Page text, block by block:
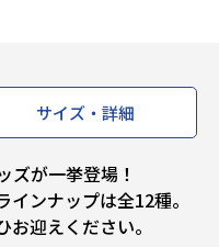
サイズ・詳細
ズが一挙登場！
インナップは全12種。
迎えください。